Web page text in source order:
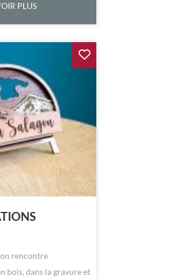
PLUS
rencontre
bois, dans la gravure et